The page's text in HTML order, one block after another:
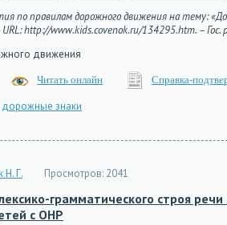
по правилам дорожного движения на тему:
http://www.kids.covenok.ru/134295.htm. –
движения
Читать онлайн Справка-
дорожные знаки
Н. Г. Просмотров: 2041
грамматического строя
с ОНР